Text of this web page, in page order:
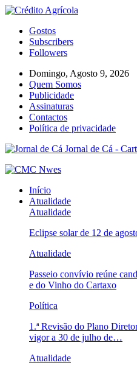
Gostos
Subscribers
Followers
Domingo, Agosto 9, 2026
Quem Somos
Publicidade
Assinaturas
Contactos
Política de privacidade
Jornal de Cá -
Início
Atualidade
Atualidade
Eclipse solar de 12 de
Atualidade
Passeio convívio reúne
e do Vinho do Cartaxo
Política
1.ª Revisão do Plano
vigor a 30 de julho de…
Atualidade